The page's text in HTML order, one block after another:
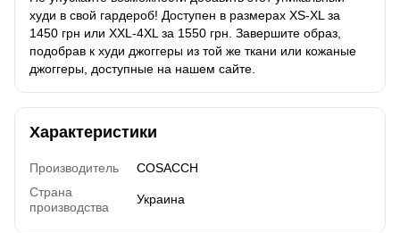
худи в свой гардероб! Доступен в размерах XS-XL за
1450 грн или XXL-4XL за 1550 грн. Завершите образ,
подобрав к худи джоггеры из той же ткани или кожаные
джоггеры, доступные на нашем сайте.
Характеристики
Производитель
COSACCH
Страна
производства
Украина